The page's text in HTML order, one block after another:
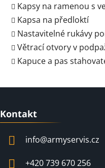
Kapsy na ramenou s
Kapsa na předloktí
Nastavitelné rukávy
Větrací otvory v
Kapuce a pas
Kontakt
info@armyservis.cz
+420 739 670 256